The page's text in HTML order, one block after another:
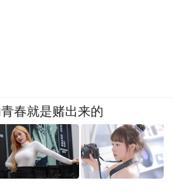
春就是赌出来的